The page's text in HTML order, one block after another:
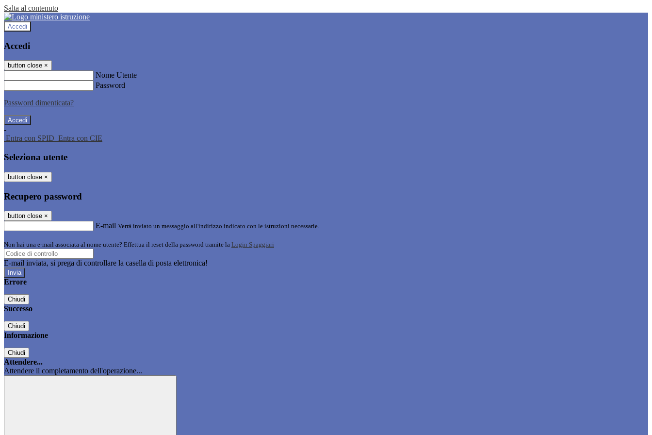
Salta al contenuto
Accedi
Accedi
button close ×
Nome Utente
Password
Password dimenticata?
-
Entra con SPID Entra con CIE
Seleziona utente
button close ×
Recupero password
button close ×
E-mail Verrà inviato un messaggio all'indirizzo indicato con le istruzioni necessarie.
Non hai una e-mail associata al nome utente? Effettua il reset della password tramite la Login Spaggiari
E-mail inviata, si prega di controllare la casella di posta elettronica!
Errore
Chiudi
Successo
Chiudi
Informazione
Chiudi
Attendere...
Attendere il completamento dell'operazione...